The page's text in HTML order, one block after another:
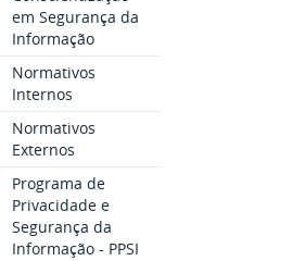
em Segurança da
Informação
Normativos
Internos
Normativos
Externos
Programa de
Privacidade e
Segurança da
Informação - PPSI